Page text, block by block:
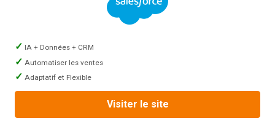
IA + Données + CRM
Automatiser les ventes
Adaptatif et Flexible
Visiter le site